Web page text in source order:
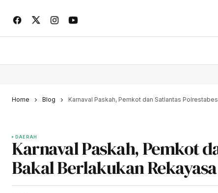
Home Blog Karnaval Paskah, Pemkot dan Satlantas
DAERAH
Karnaval Paskah, Pemkot
Bakal Berlakukan